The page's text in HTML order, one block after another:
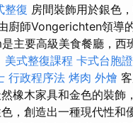
整復 房間裝飾用於銀色
廚師Vongerichten領導
主要高級美食餐廳，西
美式整復課程 卡式台胞證
行政程序法 烤肉 外燴
橡木家具和金色的裝飾
，創造出一種現代性和